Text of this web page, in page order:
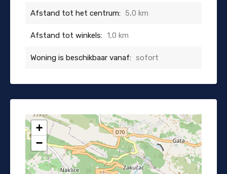
Afstand tot het centrum: 5,0 km
Afstand tot winkels: 1,0 km
Woning is beschikbaar vanaf: sofort
+
−